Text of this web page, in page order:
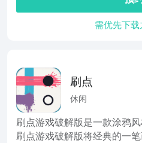
需优先下载
刷点
休闲
刷点游戏破解版是一款涂鸦
刷点游戏破解版将经典的一